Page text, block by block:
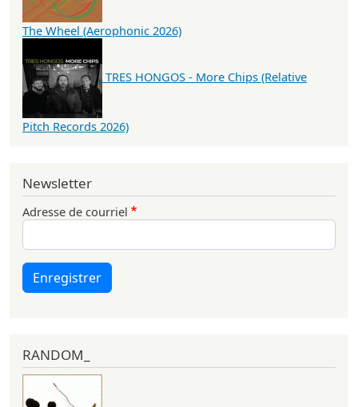
The Wheel (Aerophonic 2026)
TRES HONGOS - More Chips (Relative
Pitch Records 2026)
Newsletter
Adresse de courriel
Enregistrer
RANDOM_